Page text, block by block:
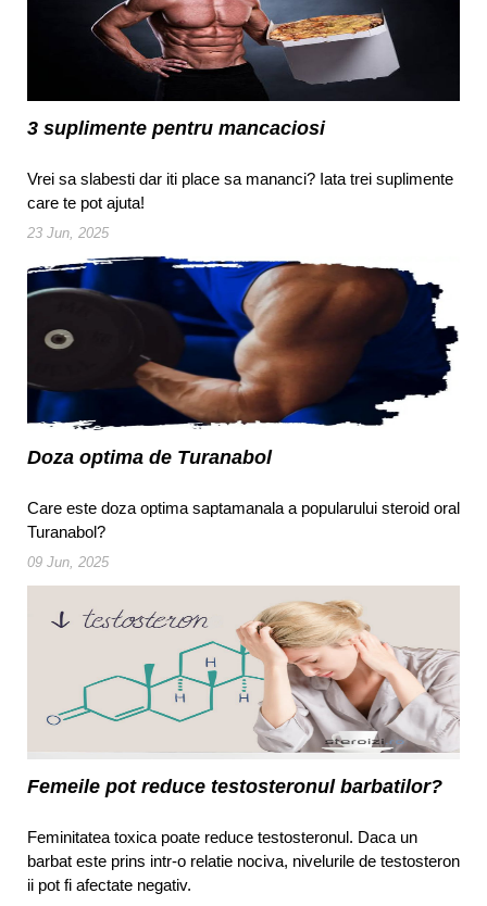
3 suplimente pentru mancaciosi
Vrei sa slabesti dar iti place sa mananci? Iata trei suplimente
care te pot ajuta!
23 Jun, 2025
Doza optima de Turanabol
Care este doza optima saptamanala a popularului steroid oral
Turanabol?
09 Jun, 2025
Femeile pot reduce testosteronul barbatilor?
Feminitatea toxica poate reduce testosteronul. Daca un
barbat este prins intr-o relatie nociva, nivelurile de testosteron
ii pot fi afectate negativ.